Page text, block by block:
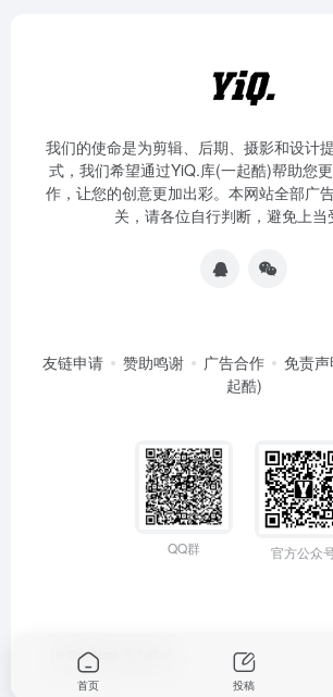
我们的使命是为剪辑、后期、摄影和设计
式，我们希望通过YiQ.库(一起酷)帮助您
作，让您的创意更加出彩。本网站全部广
关，请各位自行判断，避免上当
友链申请 赞助鸣谢 广告合作 免责声
起酷)
QQ群 官方公众
OneNav
首页 投稿